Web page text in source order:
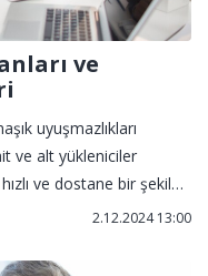
ve
uyuşmazlıkları
ve alt yükleniciler
ve dostane bir şekilde
önemli bir rol oynar.
2.12.2024 13:00